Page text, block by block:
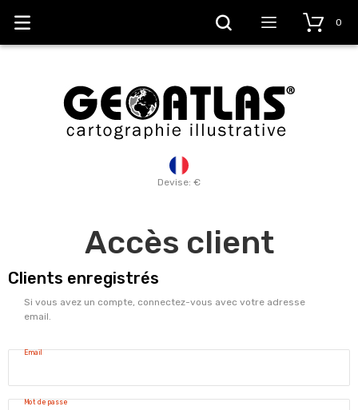
Devise: €
0
Accès client
Clients enregistrés
Si vous avez un compte, connectez-vous avec votre adresse
email.
Email
Mot de passe